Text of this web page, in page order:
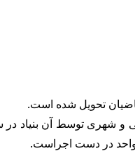
اینکه از ابتدای دولت سیزدهم تاکنون ۸۱۶ هزار و